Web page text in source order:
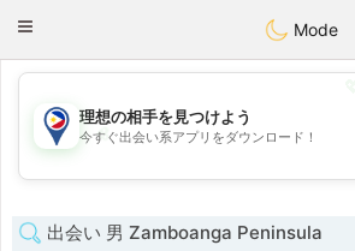
PhilippinesChat
Toggle
Mode
💖
💕
理想の相手を見つけよう
今すぐ出会い系アプリをダウンロード！
出会い 男 Zamboanga Peninsula